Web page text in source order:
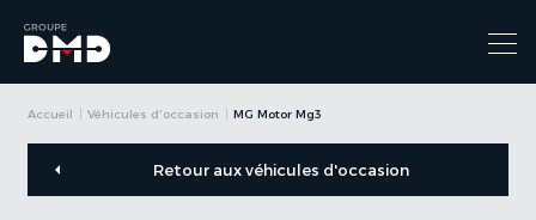
Accueil Véhicules d'occasion MG Motor Mg3
Retour aux véhicules d'occasion